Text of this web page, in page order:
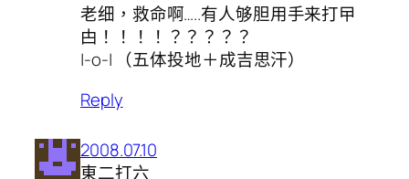
老细，救命啊…..有人够胆用手来打曱
甴！！！！？？？？？
|-o-| （五体投地＋成吉思汗）
Reply
2008.07.10
東二打六